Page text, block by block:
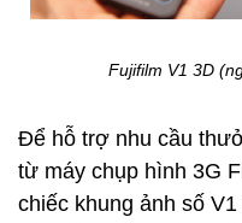
Fujifilm V1 3D
Để hỗ trợ nhu cầu
từ máy chụp hình 3G
chiếc khung ảnh số